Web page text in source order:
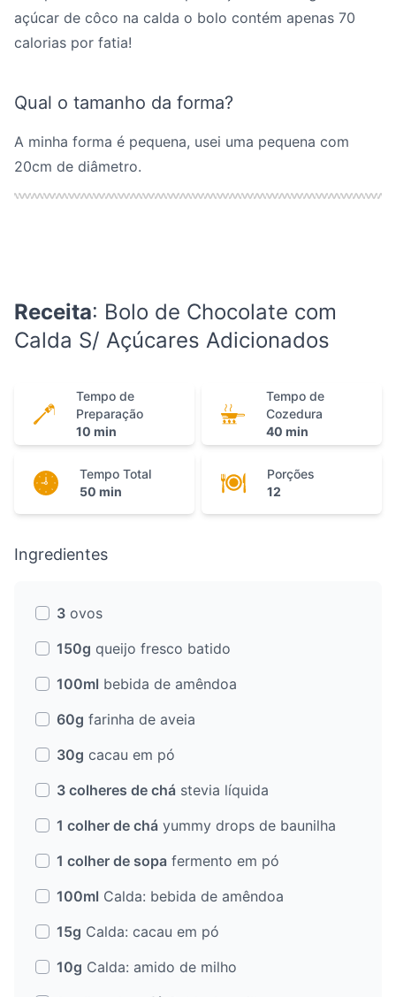
açúcar de côco na calda o bolo contém apenas 70
calorias por fatia!
Qual o tamanho da forma?
A minha forma é pequena, usei uma pequena com
20cm de diâmetro.
Receita: Bolo de Chocolate com
Calda S/ Açúcares Adicionados
Tempo de
Preparação
10 min
Tempo de
Cozedura
40 min
Tempo Total
50 min
Porções
12
Ingredientes
3 ovos
150g queijo fresco batido
100ml bebida de amêndoa
60g farinha de aveia
30g cacau em pó
3 colheres de chá stevia líquida
1 colher de chá yummy drops de baunilha
1 colher de sopa fermento em pó
100ml Calda: bebida de amêndoa
15g Calda: cacau em pó
10g Calda: amido de milho